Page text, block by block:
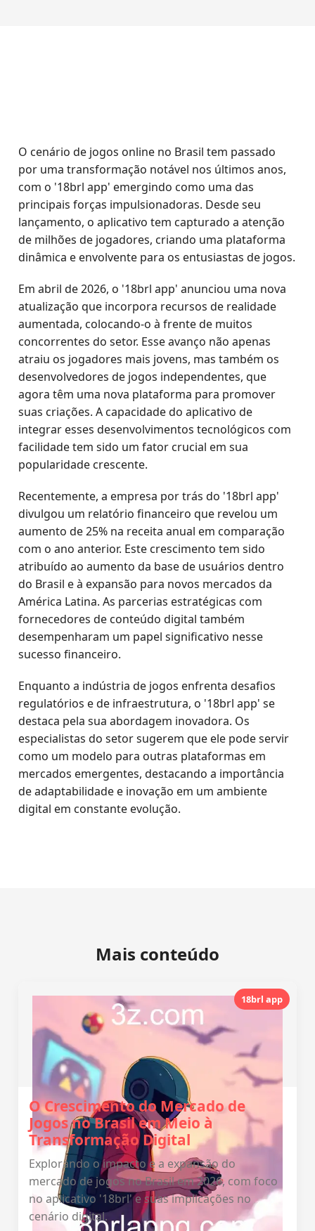
O cenário de jogos online no Brasil tem passado
por uma transformação notável nos últimos anos,
com o '18brl app' emergindo como uma das
principais forças impulsionadoras. Desde seu
lançamento, o aplicativo tem capturado a atenção
de milhões de jogadores, criando uma plataforma
dinâmica e envolvente para os entusiastas de jogos.
Em abril de 2026, o '18brl app' anunciou uma nova
atualização que incorpora recursos de realidade
aumentada, colocando-o à frente de muitos
concorrentes do setor. Esse avanço não apenas
atraiu os jogadores mais jovens, mas também os
desenvolvedores de jogos independentes, que
agora têm uma nova plataforma para promover
suas criações. A capacidade do aplicativo de
integrar esses desenvolvimentos tecnológicos com
facilidade tem sido um fator crucial em sua
popularidade crescente.
Recentemente, a empresa por trás do '18brl app'
divulgou um relatório financeiro que revelou um
aumento de 25% na receita anual em comparação
com o ano anterior. Este crescimento tem sido
atribuído ao aumento da base de usuários dentro
do Brasil e à expansão para novos mercados da
América Latina. As parcerias estratégicas com
fornecedores de conteúdo digital também
desempenharam um papel significativo nesse
sucesso financeiro.
Enquanto a indústria de jogos enfrenta desafios
regulatórios e de infraestrutura, o '18brl app' se
destaca pela sua abordagem inovadora. Os
especialistas do setor sugerem que ele pode servir
como um modelo para outras plataformas em
mercados emergentes, destacando a importância
de adaptabilidade e inovação em um ambiente
digital em constante evolução.
Mais conteúdo
18brl app
O Crescimento do Mercado de
Jogos no Brasil em Meio à
Transformação Digital
Explorando o impacto e a expansão do
mercado de jogos no Brasil em 2026, com foco
no aplicativo '18brl' e suas implicações no
cenário digital.